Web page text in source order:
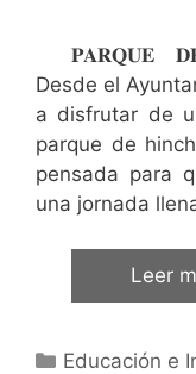
𝐏𝐀𝐑𝐐𝐔𝐄
Desde el
a disfrutar de
parque de
pensada para
una jornada
Leer
Educación e